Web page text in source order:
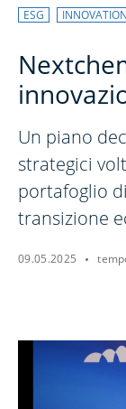
ESG INNOVATION
Un piano
strategici
portafoglio
transizione
09.05.2025